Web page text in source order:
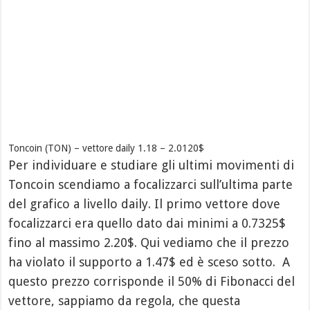
Toncoin (TON) – vettore daily 1.18 – 2.0120$
Per individuare e studiare gli ultimi movimenti di
Toncoin scendiamo a focalizzarci sull’ultima parte
del grafico a livello daily. Il primo vettore dove
focalizzarci era quello dato dai minimi a 0.7325$
fino al massimo 2.20$. Qui vediamo che il prezzo
ha violato il supporto a 1.47$ ed è sceso sotto. A
questo prezzo corrisponde il 50% di Fibonacci del
vettore, sappiamo da regola, che questa